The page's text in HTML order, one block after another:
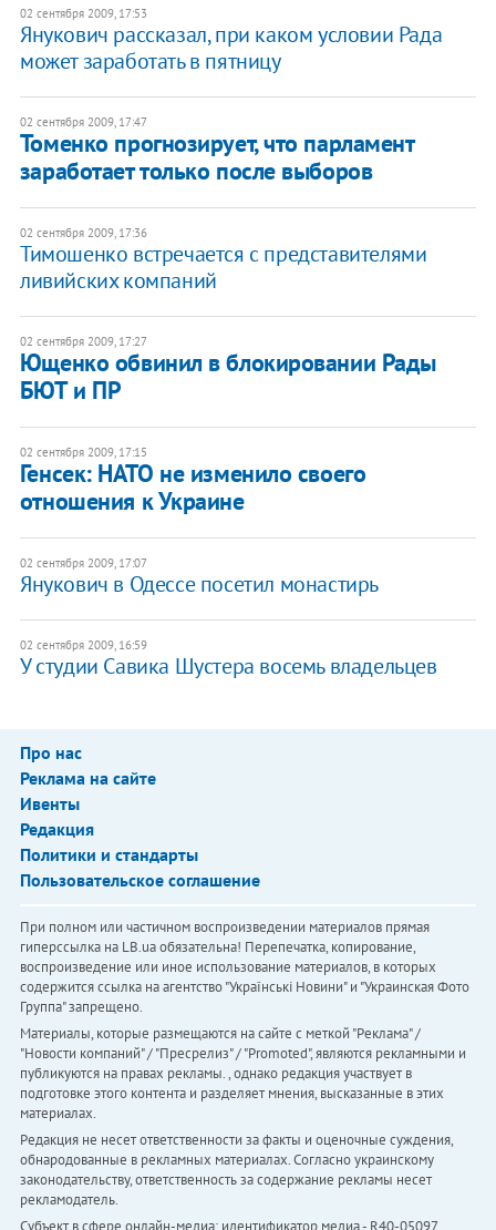
02 сентября 2009, 17:53
Янукович рассказал, при каком условии Рада
может заработать в пятницу
02 сентября 2009, 17:47
Томенко прогнозирует, что парламент
заработает только после выборов
02 сентября 2009, 17:36
Тимошенко встречается с представителями
ливийских компаний
02 сентября 2009, 17:27
Ющенко обвинил в блокировании Рады
БЮТ и ПР
02 сентября 2009, 17:15
Генсек: НАТО не изменило своего
отношения к Украине
02 сентября 2009, 17:07
Янукович в Одессе посетил монастирь
02 сентября 2009, 16:59
У студии Савика Шустера восемь владельцев
Про нас
Реклама на сайте
Ивенты
Редакция
Политики и стандарты
Пользовательское соглашение
При полном или частичном воспроизведении материалов прямая
гиперссылка на LB.ua обязательна! Перепечатка, копирование,
воспроизведение или иное использование материалов, в которых
содержится ссылка на агентство "Українськi Новини" и "Украинская Фото
Группа" запрещено.
Материалы, которые размещаются на сайте с меткой "Реклама" /
"Новости компаний" / "Пресрелиз" / "Promoted", являются рекламными и
публикуются на правах рекламы. , однако редакция участвует в
подготовке этого контента и разделяет мнения, высказанные в этих
материалах.
Редакция не несет ответственности за факты и оценочные суждения,
обнародованные в рекламных материалах. Согласно украинскому
законодательству, ответственность за содержание рекламы несет
рекламодатель.